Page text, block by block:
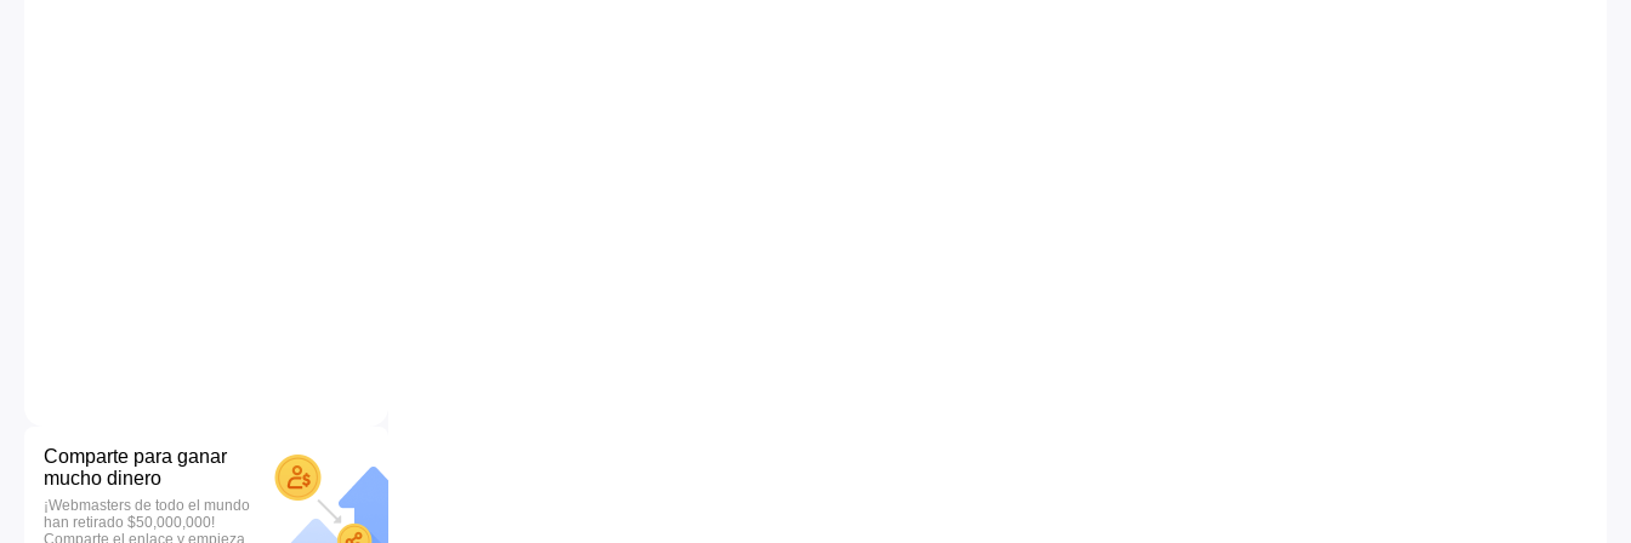
Comparte para ganar
mucho dinero
¡Webmasters de todo el mundo
han retirado $50,000,000!
Comparte el enlace y empieza